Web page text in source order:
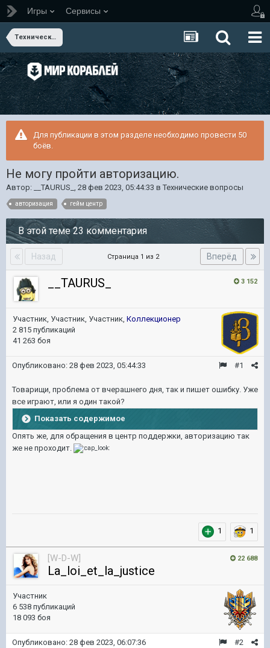
Игры Сервисы
Технические вопросы
Для публикации в этом разделе необходимо провести 50
боёв.
Не могу пройти авторизацию.
Автор: __TAURUS_ , 28 фев 2023, 05:44:33 в Технические вопросы
авторизация гейм центр
В этой теме 23 комментария
Назад Вперёд
Страница 1 из 2
3 152
__TAURUS_
Участник, Участник, Участник, Коллекционер
2 815 публикаций
41 263 боя
#1
Опубликовано: 28 фев 2023, 05:44:33
Товарищи, проблема от вчерашнего дня, так и пишет ошибку. Уже
все играют, или я один такой?
Показать содержимое
Опять же, для обращения в центр поддержки, авторизацию так
же не проходит.
1 1
22 688
[W-D-W]
La_loi_et_la_justice
Участник
6 538 публикаций
18 093 боя
#2
Опубликовано: 28 фев 2023, 06:07:36